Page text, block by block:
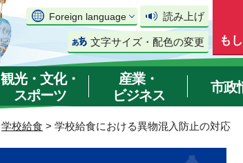
Foreign language 読み上げ
文字サイズ・配色の変更 も
観光・文化・
スポーツ
産業・
ビジネス
市政
学校給食 > 学校給食における異物混入防止の対応